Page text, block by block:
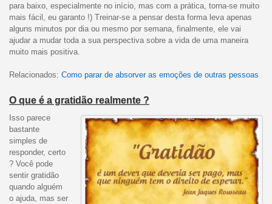
para baixo, especialmente no início, mas com a prática, torna-se muito
mais fácil, eu garanto !) Treinar-se a pensar desta forma leva apenas
alguns minutos por dia ou mesmo por semana, finalmente, ele vai
ajudar a mudar toda a sua perspectiva sobre a vida de uma maneira
muito mais positiva.
Relacionados: Como parar de absorver as emoções de outras pessoas
O que é a gratidão realmente ?
Isso parece
bastante
simples de
responder, certo
? Você pode
sentir gratidão
quando alguém
o ajuda, mas ser